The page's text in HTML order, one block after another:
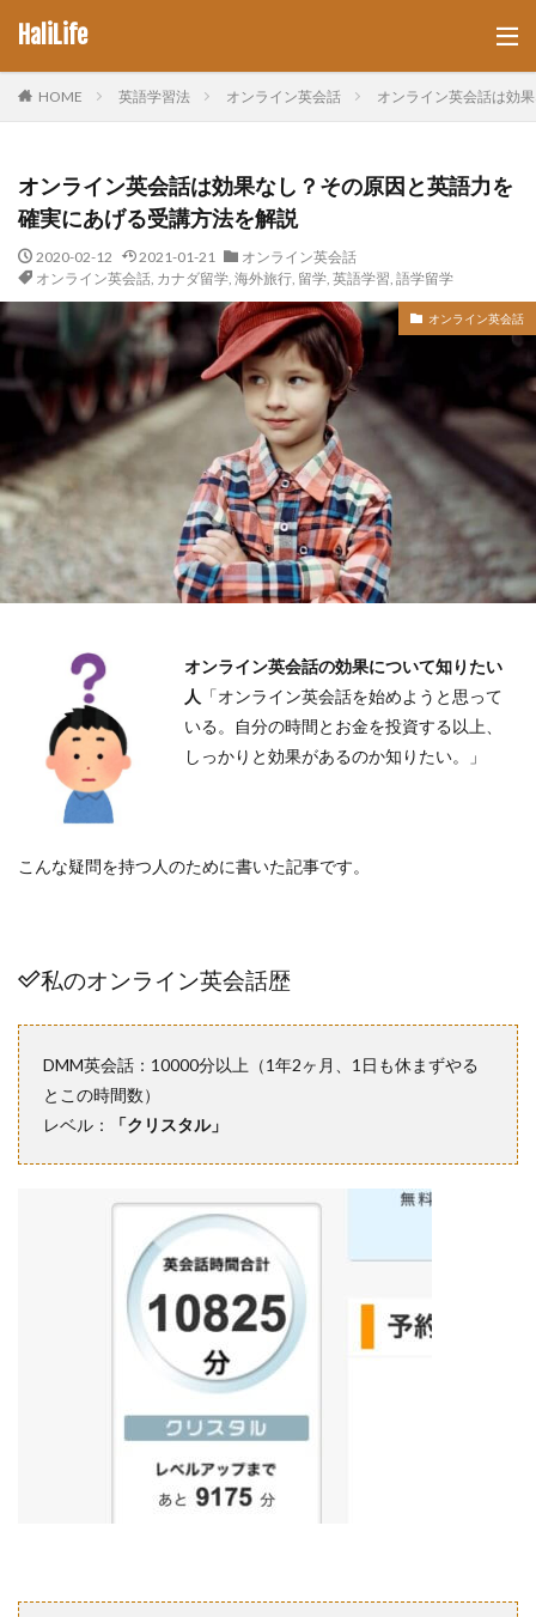
HaliLife
HOME 英語学習法 オンライン英会話 オンライン英会話は効
オンライン英会話は効果なし？その原因と英語力を
確実にあげる受講方法を解説
2020-02-12 2021-01-21
オンライン英会話
オンライン英会話, カナダ留学, 海外旅行, 留学, 英語学習, 語学留学
オンライン英会話
オンライン英会話の効果について知りたい
人 「オンライン英会話を始めようと思って
いる。自分の時間とお金を投資する以上、
しっかりと効果があるのか知りたい。」
こんな疑問を持つ人のために書いた記事です。
私のオンライン英会話歴
DMM英会話：10000分以上（1年2ヶ月、1日も休まずやる
とこの時間数）
レベル：
「クリスタル」